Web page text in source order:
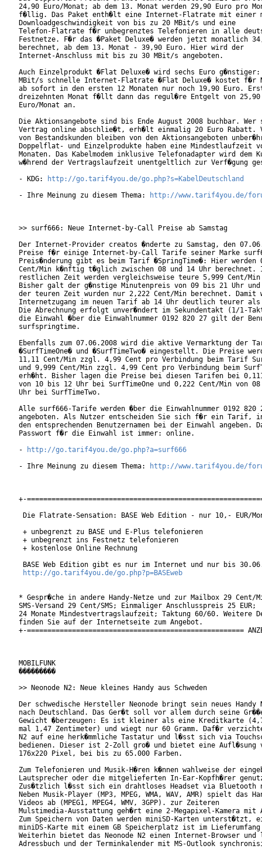
24,90 Euro/Monat; ab dem 13. Monat werden 29,90 Euro pro
f�llig. Das Paket enth�lt eine Internet-Flatrate mit einer
Downloadgeschwindigkeit von bis zu 20 MBit/s und eine
Telefon-Flatrate f�r unbegrenztes Telefonieren in alle
Festnetze. F�r das �Paket Deluxe� werden jetzt monatlich
berechnet, ab dem 13. Monat - 39,90 Euro. Hier wird der
Internet-Anschluss mit bis zu 30 MBit/s angeboten.
Auch Einzelprodukt �Flat Deluxe� wird sechs Euro
MBit/s schnelle Internet-Flatrate �Flat Deluxe� kostet f�r
ab sofort in den ersten 12 Monaten nur noch 19,90 Euro.
dreizehnten Monat f�llt dann das regul�re Entgelt von 25,90
Euro/Monat an.
Die Aktionsangebote sind bis Ende August 2008 buchbar. Wer
Vertrag online abschlie�t, erh�lt einmalig 20 Euro Rabatt.
von Bestandskunden bleiben von den Aktionsangeboten
Doppelflat- und Einzelprodukte haben eine Mindestlaufzeit
Monaten. Das Kabelmodem inklusive Telefonadapter wird dem
w�hrend der Vertragslaufzeit unentgeltlich zur Verf�gung
- KDG:
http://go.tarif4you.de/go.php?s=KabelDeutschland
- Ihre Meinung zu diesem Thema:
http://www.tarif4you.de/
>> surf666: Neue Internet-by-Call Preise ab Samstag
Der Internet-Provider creatos �nderte zu Samstag, den
Preise f�r einige Internet-by-Call Tarife seiner Marke
Preis�nderung gibt es beim Tarif �SpringTime�: Hier werden
Cent/Min k�nftig t�glich zwischen 08 und 14 Uhr berechnet.
restlichen Zeit werden vergleichsweise teure 5,999 Cent/
Bisher galt der g�nstige Minutenpreis von 09 bis 21 Uhr
der teuren Zeit wurden nur 2,222 Cent/Min berechnet. Damit
Internetzugang im neuen Tarif ab 14 Uhr deutlich teurer
Die Abrechnung erfolgt unver�ndert im Sekundentakt (1/1-
die Einwahl �ber die Einwahlnummer 0192 820 27 gilt der
surfspringtime.
Ebenfalls zum 07.06.2008 wird die aktive Vermarktung der
�SurfTimeOne� und �SurfTimeTwo� eingestellt. Die Preise
11,11 Cent/Min zzgl. 4,99 Cent pro Verbindung beim Tarif
und 9,999 Cent/Min zzgl. 4,99 Cent pro Verbindung beim
erh�ht. Bisher lagen die Preise bei diesen Tarifen bei
von 10 bis 12 Uhr bei SurfTimeOne und 0,222 Cent/Min von
Uhr bei SurfTimeTwo.
Alle surf666-Tarife werden �ber die Einwahlnummer 0192 820
angeboten. Als Nutzer entscheiden Sie sich f�r ein Tarif,
den entsprechenden Benutzernamen bei der Einwahl angeben.
Passwort f�r die Einwahl ist immer: online.
-
http://go.tarif4you.de/go.php?a=surf666
- Ihre Meinung zu diesem Thema:
http://www.tarif4you.de/
+-
Die Flatrate-Sensation: BASE Web Edition - nur 10,- EUR/
+ unbegrenzt zu BASE und E-Plus telefonieren
+ unbegrenzt ins Festnetz telefonieren
+ kostenlose Online Rechnung
BASE Web Edition gibt es nur im Internet und nur bis
http://go.tarif4you.de/go.php?p=BASEweb
* Gespr�che in andere Handy-Netze und zur Mailbox 29 Cent/
SMS-Versand 29 Cent/SMS; Einmaliger Anschlusspreis 25 EUR;
24 Monate Mindestvertragslaufzeit; Taktung 60/60. Weitere
finden Sie auf der Internetseite zum Angebot.
+-=====================================================
MOBILFUNK
���������
>> Neonode N2: Neue kleines Handy aus Schweden
Der schwedische Hersteller Neonode bringt sein neues Handy
nach Deutschland. Das Ger�t soll vor allem durch seine
Gewicht �berzeugen: Es ist kleiner als eine Kreditkarte
mal 1,47 Zentimeter) und wiegt nur 60 Gramm. Daf�r
N2 auf eine herk�mmliche Tastatur und l�sst sich via
bedienen. Dieser ist 2-Zoll gro� und bietet eine Aufl�sung
176x220 Pixel, bei bis zu 65.000 Farben.
Zum Telefonieren und Musik-H�ren k�nnen wahlweise der
Lautsprecher oder die mitgelieferten In-Ear-Kopfh�rer
Zus�tzlich l�sst sich ein drahtloses Headset via Bluetooth
Neben Musik-Player (MP3, MPEG, WMA, WAV, AMR) spielt das
Videos ab (MPEG1, MPEG4, WMV, 3GPP). zur Zeiteren
Mulstimedia-Ausstattung geh�rt eine 2-Megapixel-Kamera mit
Zum Speichern von Daten werden miniSD-Karten unterst�tzt,
miniDS-Karte mit einem GB Speicherplatz ist im
Weiterhin bietet das Neonode N2 einen Internet-Browser und
Adressbuch und der Terminkalender mit MS-Outlook